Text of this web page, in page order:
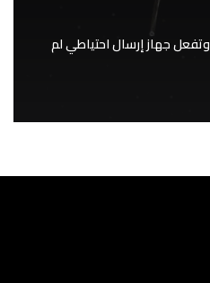
ناسا تفقد اتصالها بفوياجر 1 وتفعل جهاز إرسال احتياطي لم